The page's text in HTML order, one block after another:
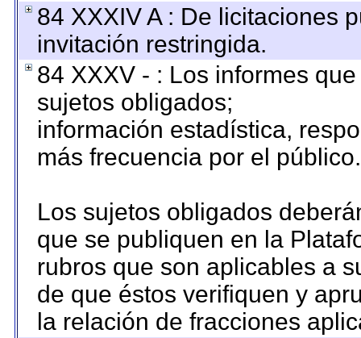
84 XXXIV A : De licitaciones
invitación restringida.
84 XXXV - : Los informes
sujetos obligados;
información estadística,
más frecuencia por el público.
Los sujetos obligados
que se publiquen en la
rubros que son aplicables a
de que éstos verifiquen y
la relación de fracciones